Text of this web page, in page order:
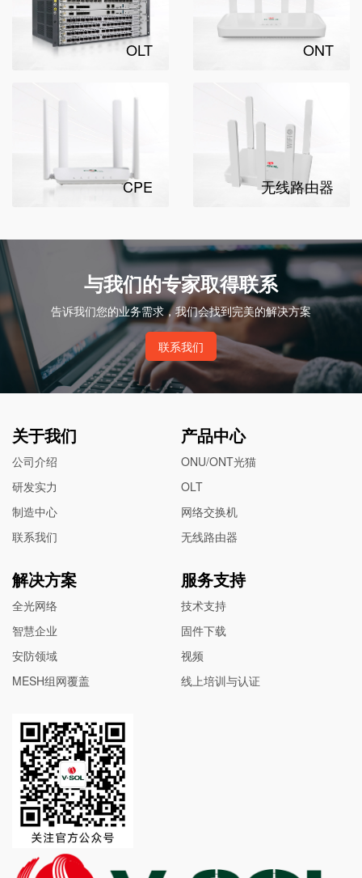
OLT ONT
CPE 无线路由器
与我们的专家取得联系
告诉我们您的业务需求，我们会找到完美的解决方案
联系我们
关于我们
公司介绍
研发实力
制造中心
联系我们
产品中心
ONU/ONT光猫
OLT
网络交换机
无线路由器
解决方案
全光网络
智慧企业
安防领域
MESH组网覆盖
服务支持
技术支持
固件下载
视频
线上培训与认证